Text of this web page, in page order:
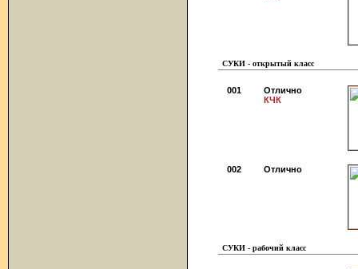
СУКИ - открытый класс
001
Отлично
КЧК
002 Отлично
СУКИ - рабочий класс